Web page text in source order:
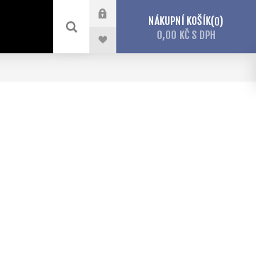
NÁKUPNÍ KOŠÍK 0
0,00 KČ S DPH